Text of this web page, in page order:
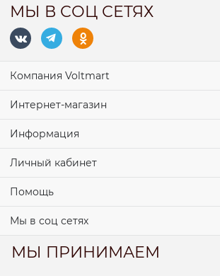
МЫ В СОЦ СЕТЯХ
Компания Voltmart
Интернет-магазин
Информация
Личный кабинет
Помощь
Мы в соц сетях
МЫ ПРИНИМАЕМ